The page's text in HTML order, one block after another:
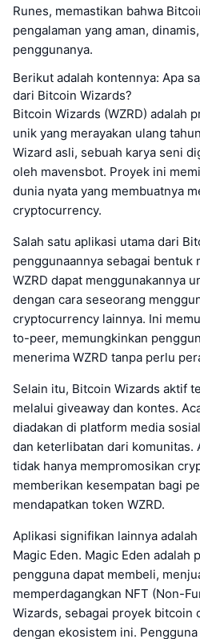
Runes, memastikan bahwa
pengalaman yang aman,
penggunanya.
Berikut adalah kontennya: Apa
dari Bitcoin Wizards?
Bitcoin Wizards (WZRD) adalah
unik yang merayakan ulang
Wizard asli, sebuah karya seni
oleh mavensbot. Proyek ini
dunia nyata yang membuatnya
cryptocurrency.
Salah satu aplikasi utama dari
penggunaannya sebagai bentuk
WZRD dapat menggunakannya
dengan cara seseorang
cryptocurrency lainnya. Ini
to-peer, memungkinkan
menerima WZRD tanpa perlu
Selain itu, Bitcoin Wizards aktif
melalui giveaway dan kontes.
diadakan di platform media
dan keterlibatan dari komunitas.
tidak hanya mempromosikan
memberikan kesempatan bagi
mendapatkan token WZRD.
Aplikasi signifikan lainnya
Magic Eden. Magic Eden adalah
pengguna dapat membeli,
memperdagangkan NFT (Non-
Wizards, sebagai proyek bitcoin
dengan ekosistem ini.